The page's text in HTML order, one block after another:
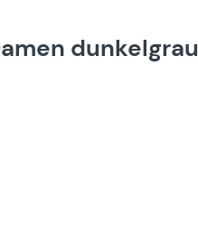
dunkelgrau